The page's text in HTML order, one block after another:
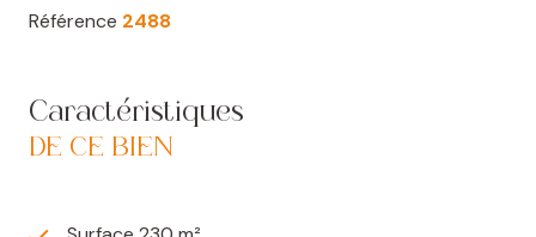
Référence 2488
Caractéristiques
DE CE BIEN